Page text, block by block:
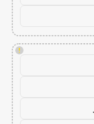
!